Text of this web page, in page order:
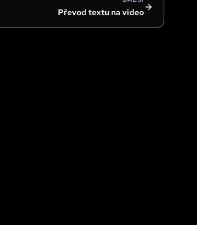
Převod textu na video